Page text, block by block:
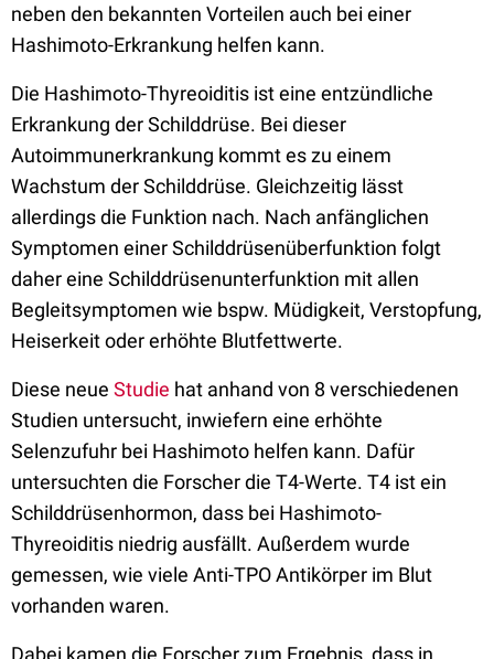
neben den bekannten Vorteilen auch bei einer
Hashimoto-Erkrankung helfen kann.
Die Hashimoto-Thyreoiditis ist eine entzündliche
Erkrankung der Schilddrüse. Bei dieser
Autoimmunerkrankung kommt es zu einem
Wachstum der Schilddrüse. Gleichzeitig lässt
allerdings die Funktion nach. Nach anfänglichen
Symptomen einer Schilddrüsenüberfunktion folgt
daher eine Schilddrüsenunterfunktion mit allen
Begleitsymptomen wie bspw. Müdigkeit, Verstopfung,
Heiserkeit oder erhöhte Blutfettwerte.
Diese neue Studie hat anhand von 8 verschiedenen
Studien untersucht, inwiefern eine erhöhte
Selenzufuhr bei Hashimoto helfen kann. Dafür
untersuchten die Forscher die T4-Werte. T4 ist ein
Schilddrüsenhormon, dass bei Hashimoto-
Thyreoiditis niedrig ausfällt. Außerdem wurde
gemessen, wie viele Anti-TPO Antikörper im Blut
vorhanden waren.
Dabei kamen die Forscher zum Ergebnis, dass in